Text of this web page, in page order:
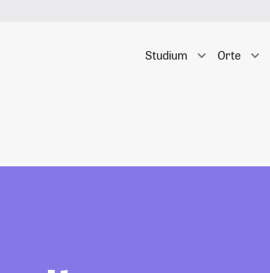
Studium Orte